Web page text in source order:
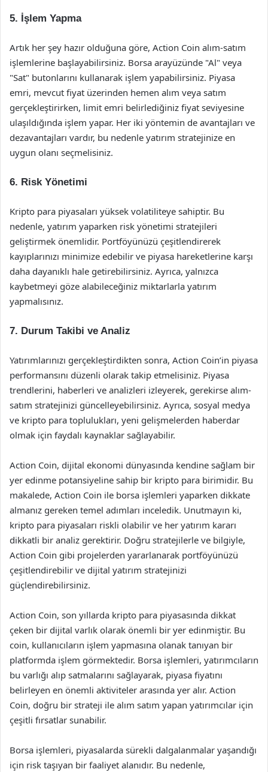
5. İşlem Yapma
Artık her şey hazır olduğuna göre, Action Coin alım-satım
işlemlerine başlayabilirsiniz. Borsa arayüzünde "Al" veya
"Sat" butonlarını kullanarak işlem yapabilirsiniz. Piyasa
emri, mevcut fiyat üzerinden hemen alım veya satım
gerçekleştirirken, limit emri belirlediğiniz fiyat seviyesine
ulaşıldığında işlem yapar. Her iki yöntemin de avantajları ve
dezavantajları vardır, bu nedenle yatırım stratejinize en
uygun olanı seçmelisiniz.
6. Risk Yönetimi
Kripto para piyasaları yüksek volatiliteye sahiptir. Bu
nedenle, yatırım yaparken risk yönetimi stratejileri
geliştirmek önemlidir. Portföyünüzü çeşitlendirerek
kayıplarınızı minimize edebilir ve piyasa hareketlerine karşı
daha dayanıklı hale getirebilirsiniz. Ayrıca, yalnızca
kaybetmeyi göze alabileceğiniz miktarlarla yatırım
yapmalısınız.
7. Durum Takibi ve Analiz
Yatırımlarınızı gerçekleştirdikten sonra, Action Coin’in piyasa
performansını düzenli olarak takip etmelisiniz. Piyasa
trendlerini, haberleri ve analizleri izleyerek, gerekirse alım-
satım stratejinizi güncelleyebilirsiniz. Ayrıca, sosyal medya
ve kripto para toplulukları, yeni gelişmelerden haberdar
olmak için faydalı kaynaklar sağlayabilir.
Action Coin, dijital ekonomi dünyasında kendine sağlam bir
yer edinme potansiyeline sahip bir kripto para birimidir. Bu
makalede, Action Coin ile borsa işlemleri yaparken dikkate
almanız gereken temel adımları inceledik. Unutmayın ki,
kripto para piyasaları riskli olabilir ve her yatırım kararı
dikkatli bir analiz gerektirir. Doğru stratejilerle ve bilgiyle,
Action Coin gibi projelerden yararlanarak portföyünüzü
çeşitlendirebilir ve dijital yatırım stratejinizi
güçlendirebilirsiniz.
Action Coin, son yıllarda kripto para piyasasında dikkat
çeken bir dijital varlık olarak önemli bir yer edinmiştir. Bu
coin, kullanıcıların işlem yapmasına olanak tanıyan bir
platformda işlem görmektedir. Borsa işlemleri, yatırımcıların
bu varlığı alıp satmalarını sağlayarak, piyasa fiyatını
belirleyen en önemli aktiviteler arasında yer alır. Action
Coin, doğru bir strateji ile alım satım yapan yatırımcılar için
çeşitli fırsatlar sunabilir.
Borsa işlemleri, piyasalarda sürekli dalgalanmalar yaşandığı
için risk taşıyan bir faaliyet alanıdır. Bu nedenle,